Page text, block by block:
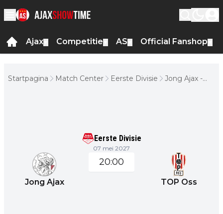
Ajax Competitie AS Official Fanshop
Startpagina Match Center Eerste Divisie
Jong Ajax -
Eerste Divisie
07 mei 2027
Jong Ajax
20:00
TOP Oss